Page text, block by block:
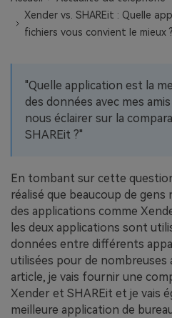
EXPLOREZ PLUS DE SUJETS
Plan Éducation
Xender vs. SHAREit : Quelle
fichiers vous convient le mieux ?
"Quelle application est la
des données avec mes
nous éclairer sur la
SHAREit ?"
En tombant sur cette
réalisé que beaucoup de gens
des applications comme
les deux applications sont
données entre différents
utilisées pour de nombreuses
article, je vais fournir une
Xender et SHAREit et je vais
meilleure application de